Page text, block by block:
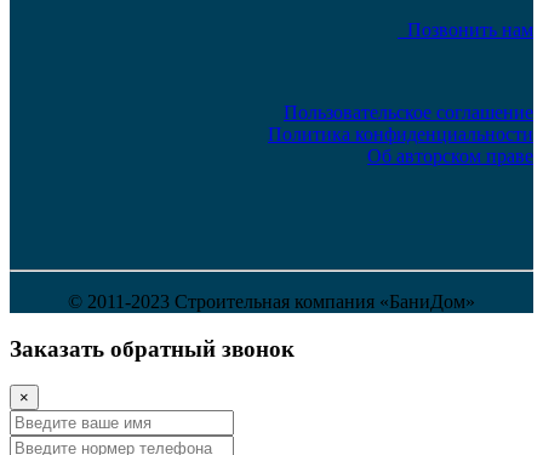
Позвонить нам
Пользовательское соглашение
Политика конфиденциальности
Об авторском праве
© 2011-2023 Строительная компания «БаниДом»
Заказать обратный звонок
×